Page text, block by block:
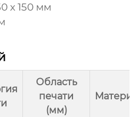
x 150 мм
Область
печати
(мм)